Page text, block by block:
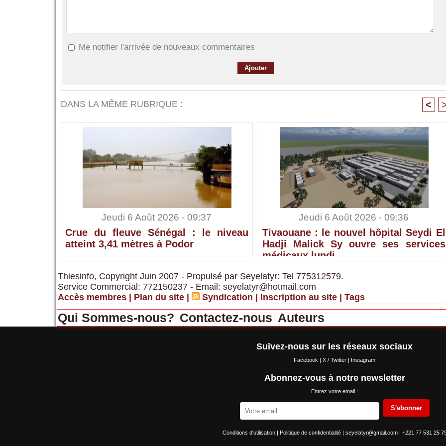
Me notifier l'arrivée de nouveaux commentaires
DANS LA MÊME RUBRIQUE : <
Jeudi 6 Août 2026 - 09:37
Crue du fleuve Sénégal : le niveau
atteint 3,41 mètres à Podor
Jeudi 6 Août 2026 - 09:36
Tivaouane : le nouvel hôpital Seydi El
Hadji Malick Sy ouvre ses services
médicaux lundi
Thiesinfo, Copyright Juin 2007 - Propulsé par Seyelatyr: Tel 775312579.
Service Commercial: 772150237 - Email: seyelatyr@hotmail.com
Accès membres | Plan du site | Syndication | Inscription au site | Tags
Qui Sommes-nous? Contactez-nous Auteurs
Suivez-nous sur les réseaux sociaux
Facebook | X / Twitter | Instagram
Abonnez-vous à notre newsletter
Entrez votre email :
S'abonner
Conditions d'utilisation | Politique de confidentialité | seyelatyr@gmail.com | +221 77 531 25